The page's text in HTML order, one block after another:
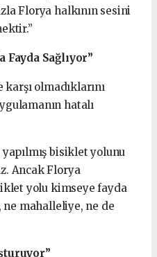
Florya halkının sesini
Sağlıyor”
olmadıklarını
hatalı
bisiklet yolunu
Ancak Florya
yolu kimseye fayda
ne mahalleliye, ne de